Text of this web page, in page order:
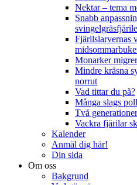
Nektar – tema
Snabb
Fjärilslarvernas
Monarker
Mindre kräsna
norrut
Vad tittar du på?
Många slags
Två
Vackra fjärilar
Kalender
Anmäl dig här!
Din sida
Om oss
Bakgrund